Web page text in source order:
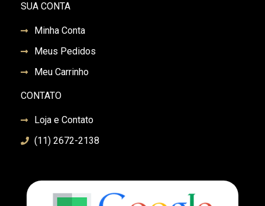
SUA CONTA
Minha Conta
Meus Pedidos
Meu Carrinho
CONTATO
Loja e Contato
(11) 2672-2138